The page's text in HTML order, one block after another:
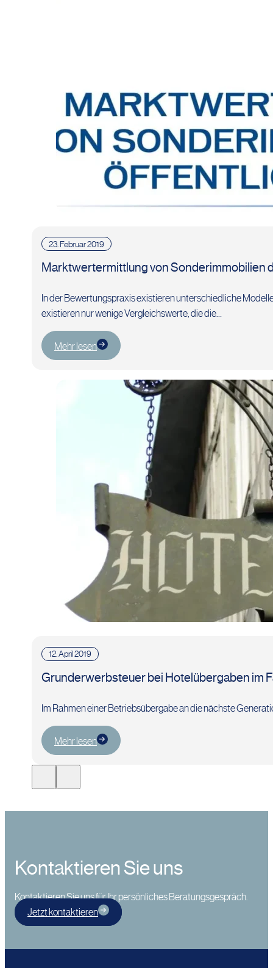
23. Februar 2019
Marktwertermittlung von Sonderimmobilien
In der Bewertungspraxis existieren unterschiedliche
existieren nur wenige Vergleichswerte, die die…
Mehr lesen
12. April 2019
Grunderwerbsteuer bei Hotelübergaben im
Im Rahmen einer Betriebsübergabe an die nächste
Mehr lesen
Kontaktieren Sie uns
Kontaktieren Sie uns für Ihr persönliches Beratungsgespräch.
Jetzt kontaktieren